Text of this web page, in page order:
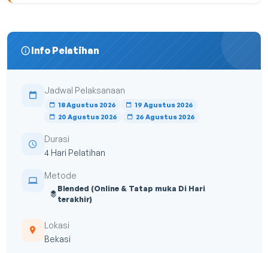
Info Pelatihan
Jadwal Pelaksanaan
18 Agustus 2026
19 Agustus 2026
20 Agustus 2026
26 Agustus 2026
Durasi
4 Hari Pelatihan
Metode
Blended (Online & Tatap muka Di Hari
terakhir)
Lokasi
Bekasi